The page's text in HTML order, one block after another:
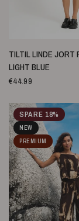
TILTIL LINDE JORT
LIGHT BLUE
€44.99
SPARE 18%
NEW
PREMIUM